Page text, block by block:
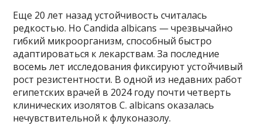
Еще 20 лет назад устойчивость считалась
редкостью. Но Candida albicans — чрезвычайно
гибкий микроорганизм, способный быстро
адаптироваться к лекарствам. За последние
восемь лет исследования фиксируют устойчивый
рост резистентности. В одной из недавних работ
египетских врачей в 2024 году почти четверть
клинических изолятов C. albicans оказалась
нечувствительной к флуконазолу.